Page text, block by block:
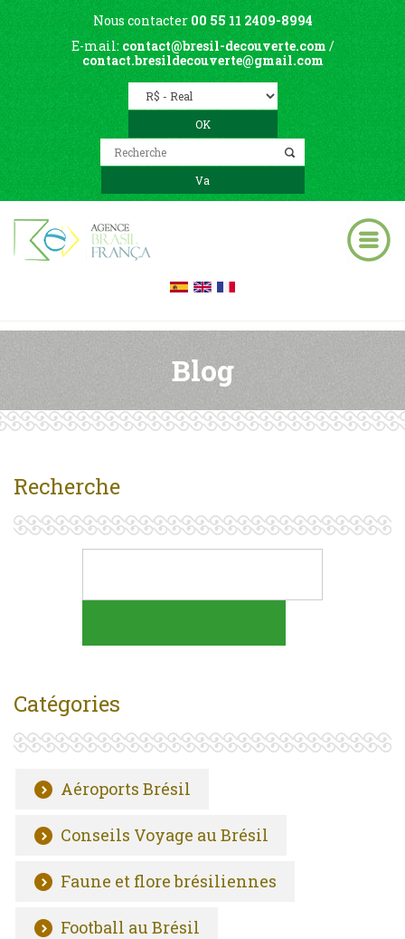
Nous contacter 00 55 11 2409-8994
E-mail: contact@bresil-decouverte.com /
contact.bresildecouverte@gmail.com
Blog
Recherche
Catégories
Aéroports Brésil
Conseils Voyage au Brésil
Faune et flore brésiliennes
Football au Brésil